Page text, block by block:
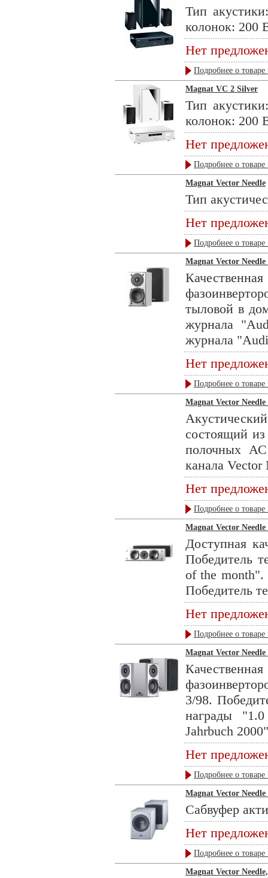
Тип
колонок: 200
Нет
Подробнее о товаре
Magnat VC 2 Silver
Тип
колонок: 200
Нет
Подробнее о товаре
Magnat Vector Needle
Тип
Нет
Подробнее о товаре
Magnat Vector Needle
тыловой в
журнала
журнала
Нет
Подробнее о товаре
Magnat Vector Needle
состоящий
полочных
канала Vector
Нет
Подробнее о товаре
Magnat Vector Needle
Доступная
Победитель
of the
Победитель
Нет
Подробнее о товаре
Magnat Vector Needle
3/98.
награды
Jahrbuch
Нет
Подробнее о товаре
Magnat Vector Needle
Сабвуфер
Нет
Подробнее о товаре
Magnat Vector